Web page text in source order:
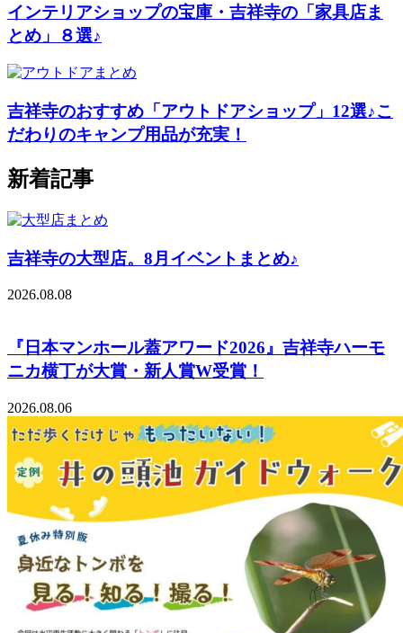
インテリアショップの宝庫・吉祥寺の「家具店ま
とめ」８選♪
吉祥寺のおすすめ「アウトドアショップ」12選♪こ
だわりのキャンプ用品が充実！
新着記事
吉祥寺の大型店。8月イベントまとめ♪
2026.08.08
『日本マンホール蓋アワード2026』吉祥寺ハーモ
ニカ横丁が大賞・新人賞W受賞！
2026.08.06